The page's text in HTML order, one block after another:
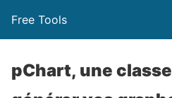
Free Tools
pChart, une